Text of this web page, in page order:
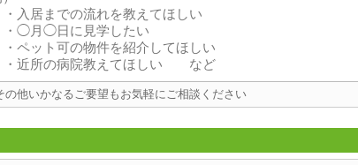
他いかなるご要望もお気軽にご相談ください